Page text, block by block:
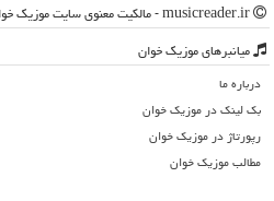
میانبرهای موزیك خوان
درباره ما
بک لینک در موزیك خوان
رپورتاژ در موزیك خوان
مطالب موزیك خوان